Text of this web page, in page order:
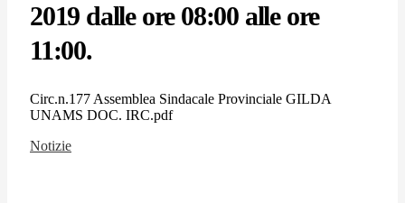
2019 dalle ore 08:00 alle ore
11:00.
Circ.n.177 Assemblea Sindacale Provinciale GILDA
UNAMS DOC. IRC.pdf
Notizie